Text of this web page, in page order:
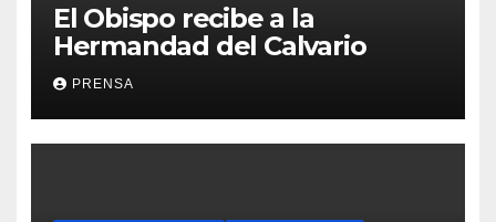
El Obispo recibe a la
Hermandad del Calvario
PRENSA